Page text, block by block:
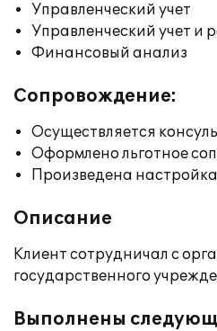
Управленческий учет
Управленческий учет и
Финансовый анализ
Сопровождение:
Осуществляется
Оформлено льготное
Произведена настройка
Описание
Клиент сотрудничал с
государственного
Выполнены